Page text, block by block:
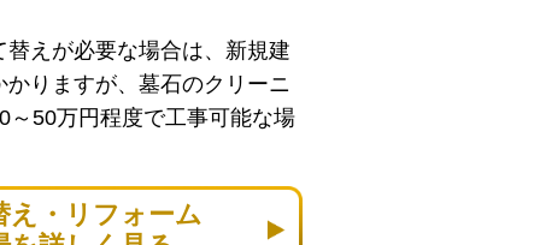
えが必要な場合は、新規建
りますが、墓石のクリーニ
～50万円程度で工事可能な場
え・リフォーム